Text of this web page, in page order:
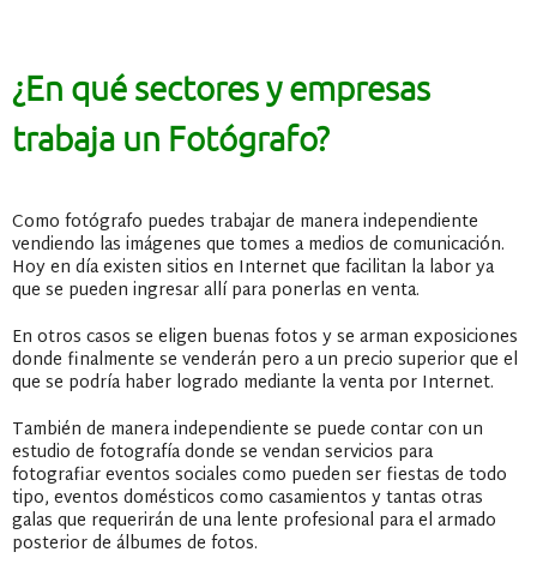
¿En qué sectores y empresas
trabaja un Fotógrafo?
Como fotógrafo puedes trabajar de manera independiente
vendiendo las imágenes que tomes a medios de comunicación.
Hoy en día existen sitios en Internet que facilitan la labor ya
que se pueden ingresar allí para ponerlas en venta.
En otros casos se eligen buenas fotos y se arman exposiciones
donde finalmente se venderán pero a un precio superior que el
que se podría haber logrado mediante la venta por Internet.
También de manera independiente se puede contar con un
estudio de fotografía donde se vendan servicios para
fotografiar eventos sociales como pueden ser fiestas de todo
tipo, eventos domésticos como casamientos y tantas otras
galas que requerirán de una lente profesional para el armado
posterior de álbumes de fotos.